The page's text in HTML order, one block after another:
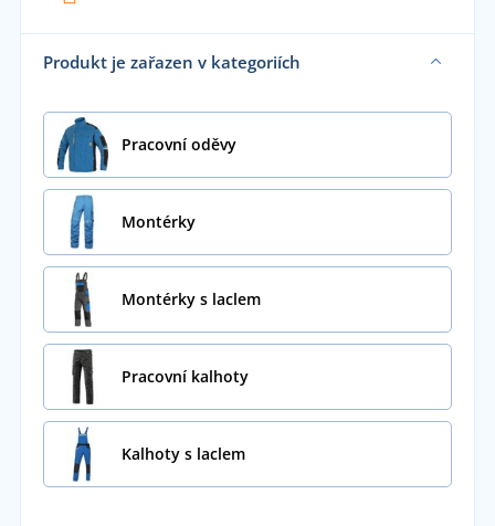
Produkt je zařazen v kategoriích
Pracovní oděvy
Montérky
Montérky s laclem
Pracovní kalhoty
Kalhoty s laclem